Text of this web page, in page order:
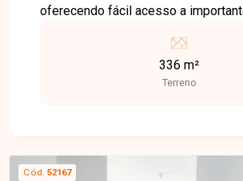
oferecendo fácil acesso a
investimento. A localização
tranquilidade, segurança e
quem busca construir em uma área
conta com infraestrutura completa,
336 m²
Terreno
Cód. 52167